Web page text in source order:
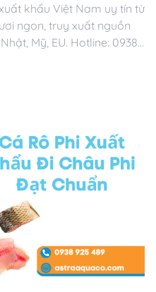
khẩu Việt Nam uy tín từ
ngon, truy xuất nguồn
Mỹ, EU. Hotline: 0938